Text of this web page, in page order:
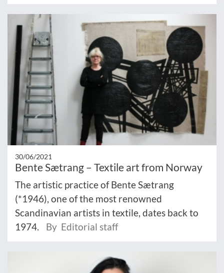
30/06/2021
Bente Sætrang – Textile art from Norway
The artistic practice of Bente Sætrang
(*1946), one of the most renowned
Scandinavian artists in textile, dates back to
1974.
By Editorial staff